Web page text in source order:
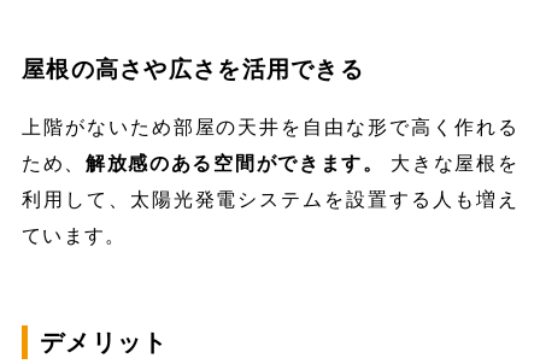
屋根の高さや広さを活用できる
上階がないため部屋の天井を自由な形で高く作れる
ため、 解放感のある空間ができます。
大きな屋根を
利用して、太陽光発電システムを設置する人も増え
ています。
デメリット